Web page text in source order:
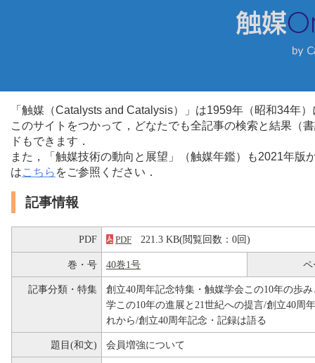
「触媒（Catalysts and Catalysis）」は1959年（昭和34年
このサイトをつかって，どなたでも全記事の検索と結果（
ドもできます．
また，「触媒技術の動向と展望」（触媒年鑑）も2021年
はこちら をご参照ください．
記事情報
PDF PDF 221.3 KB(閲覧回数：0回)
巻・号 40巻1号 ペ
記事分類・特集
創立40周年記念特集・触媒学会この10年の歩
学この10年の進展と21世紀への提言/創立40周
れから/創立40周年記念・記録は語る
題目(和文) 会員増強について